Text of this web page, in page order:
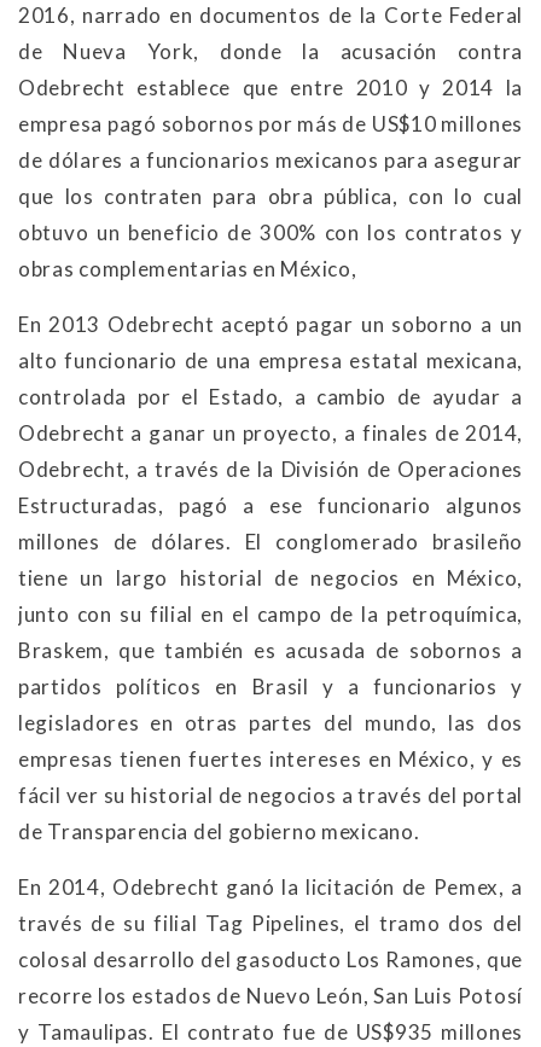
2016, narrado en documentos de la Corte Federal
de Nueva York, donde la acusación contra
Odebrecht establece que entre 2010 y 2014 la
empresa pagó sobornos por más de US$10 millones
de dólares a funcionarios mexicanos para asegurar
que los contraten para obra pública, con lo cual
obtuvo un beneficio de 300% con los contratos y
obras complementarias en México,
En 2013 Odebrecht aceptó pagar un soborno a un
alto funcionario de una empresa estatal mexicana,
controlada por el Estado, a cambio de ayudar a
Odebrecht a ganar un proyecto, a finales de 2014,
Odebrecht, a través de la División de Operaciones
Estructuradas, pagó a ese funcionario algunos
millones de dólares. El conglomerado brasileño
tiene un largo historial de negocios en México,
junto con su filial en el campo de la petroquímica,
Braskem, que también es acusada de sobornos a
partidos políticos en Brasil y a funcionarios y
legisladores en otras partes del mundo, las dos
empresas tienen fuertes intereses en México, y es
fácil ver su historial de negocios a través del portal
de Transparencia del gobierno mexicano.
En 2014, Odebrecht ganó la licitación de Pemex, a
través de su filial Tag Pipelines, el tramo dos del
colosal desarrollo del gasoducto Los Ramones, que
recorre los estados de Nuevo León, San Luis Potosí
y Tamaulipas. El contrato fue de US$935 millones